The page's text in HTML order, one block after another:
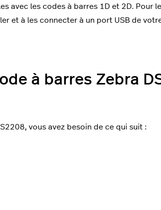
avec les codes à barres 1D et 2D. Pour
et à les connecter à un port USB de
à barres Zebra
vous avez besoin de ce qui suit :